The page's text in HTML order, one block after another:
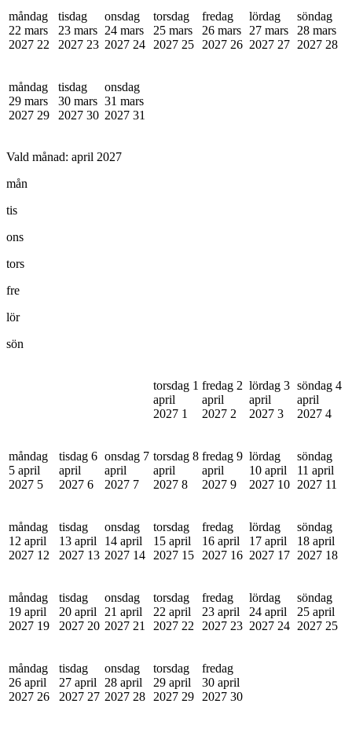
måndag
22 mars
2027 22
tisdag
23 mars
2027 23
onsdag
24 mars
2027 24
torsdag
25 mars
2027 25
fredag
26 mars
2027 26
lördag
27 mars
2027 27
söndag
28 mars
2027 28
måndag
29 mars
2027 29
tisdag
30 mars
2027 30
onsdag
31 mars
2027 31
Vald månad: april 2027
mån
tis
ons
tors
fre
lör
sön
torsdag 1
april
2027 1
fredag 2
april
2027 2
lördag 3
april
2027 3
söndag 4
april
2027 4
måndag
5 april
2027 5
tisdag 6
april
2027 6
onsdag 7
april
2027 7
torsdag 8
april
2027 8
fredag 9
april
2027 9
lördag
10 april
2027 10
söndag
11 april
2027 11
måndag
12 april
2027 12
tisdag
13 april
2027 13
onsdag
14 april
2027 14
torsdag
15 april
2027 15
fredag
16 april
2027 16
lördag
17 april
2027 17
söndag
18 april
2027 18
måndag
19 april
2027 19
tisdag
20 april
2027 20
onsdag
21 april
2027 21
torsdag
22 april
2027 22
fredag
23 april
2027 23
lördag
24 april
2027 24
söndag
25 april
2027 25
måndag
26 april
2027 26
tisdag
27 april
2027 27
onsdag
28 april
2027 28
torsdag
29 april
2027 29
fredag
30 april
2027 30